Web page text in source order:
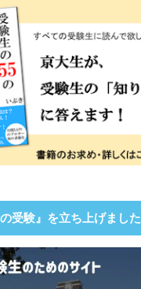
受験』を立ち上げました